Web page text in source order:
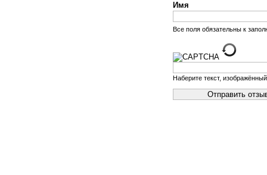
Имя
Все поля обязательны к
Наберите текст,